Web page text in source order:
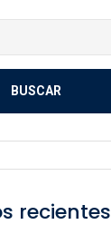
recientes